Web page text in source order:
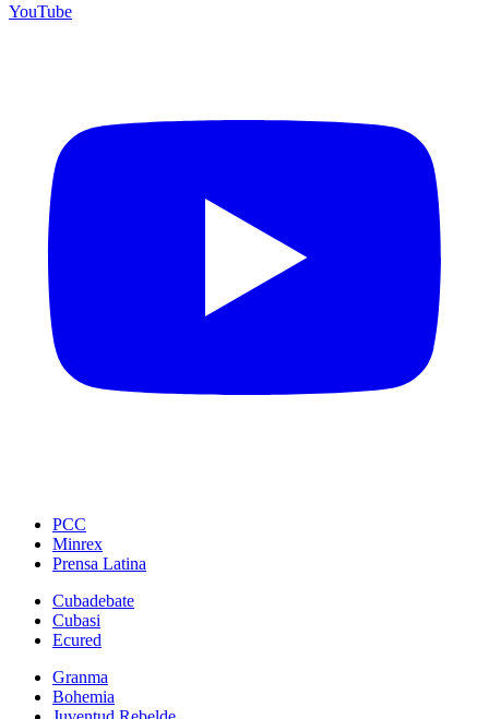
YouTube
PCC
Minrex
Prensa Latina
Cubadebate
Cubasi
Ecured
Granma
Bohemia